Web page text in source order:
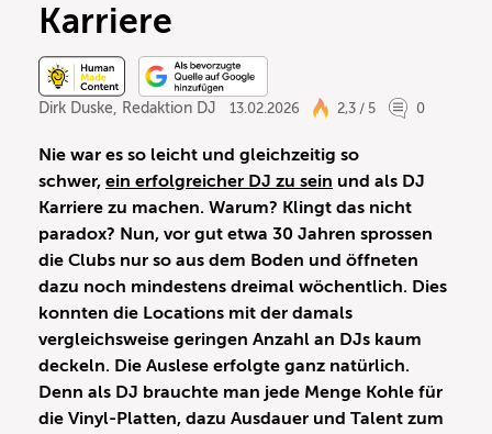
Karriere
Dirk Duske, Redaktion DJ 13.02.2026 2,3 / 5 0
Nie war es so leicht und gleichzeitig so
schwer, ein erfolgreicher DJ zu sein und als DJ
Karriere zu machen. Warum? Klingt das nicht
paradox? Nun, vor gut etwa 30 Jahren sprossen
die Clubs nur so aus dem Boden und öffneten
dazu noch mindestens dreimal wöchentlich. Dies
konnten die Locations mit der damals
vergleichsweise geringen Anzahl an DJs kaum
deckeln. Die Auslese erfolgte ganz natürlich.
Denn als DJ brauchte man jede Menge Kohle für
die Vinyl-Platten, dazu Ausdauer und Talent zum